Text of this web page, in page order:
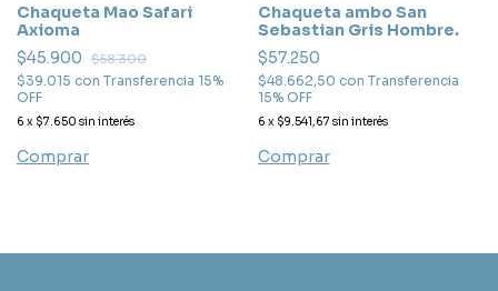
Chaqueta Mao Safari
Axioma
$45.900
$58.300
$39.015 con Transferencia 15%
OFF
6 x $7.650 sin interés
Comprar
Chaqueta ambo San
Sebastian Gris Hombre.
$57.250
$48.662,50 con Transferencia
15% OFF
6 x $9.541,67 sin interés
Comprar